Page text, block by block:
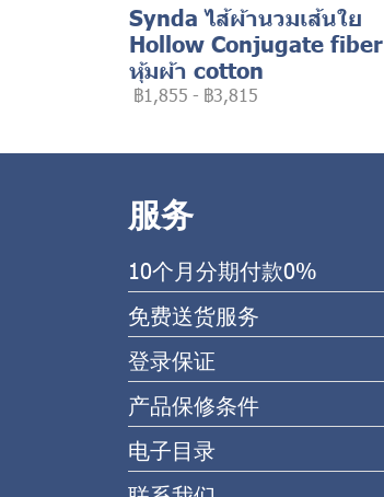
Synda ไส้ผ้านวมเส้นใย
Hollow Conjugate fiber
หุ้มผ้า cotton
฿1,855 - ฿3,815
服务
10个月分期付款0%
免费送货服务
登录保证
产品保修条件
电子目录